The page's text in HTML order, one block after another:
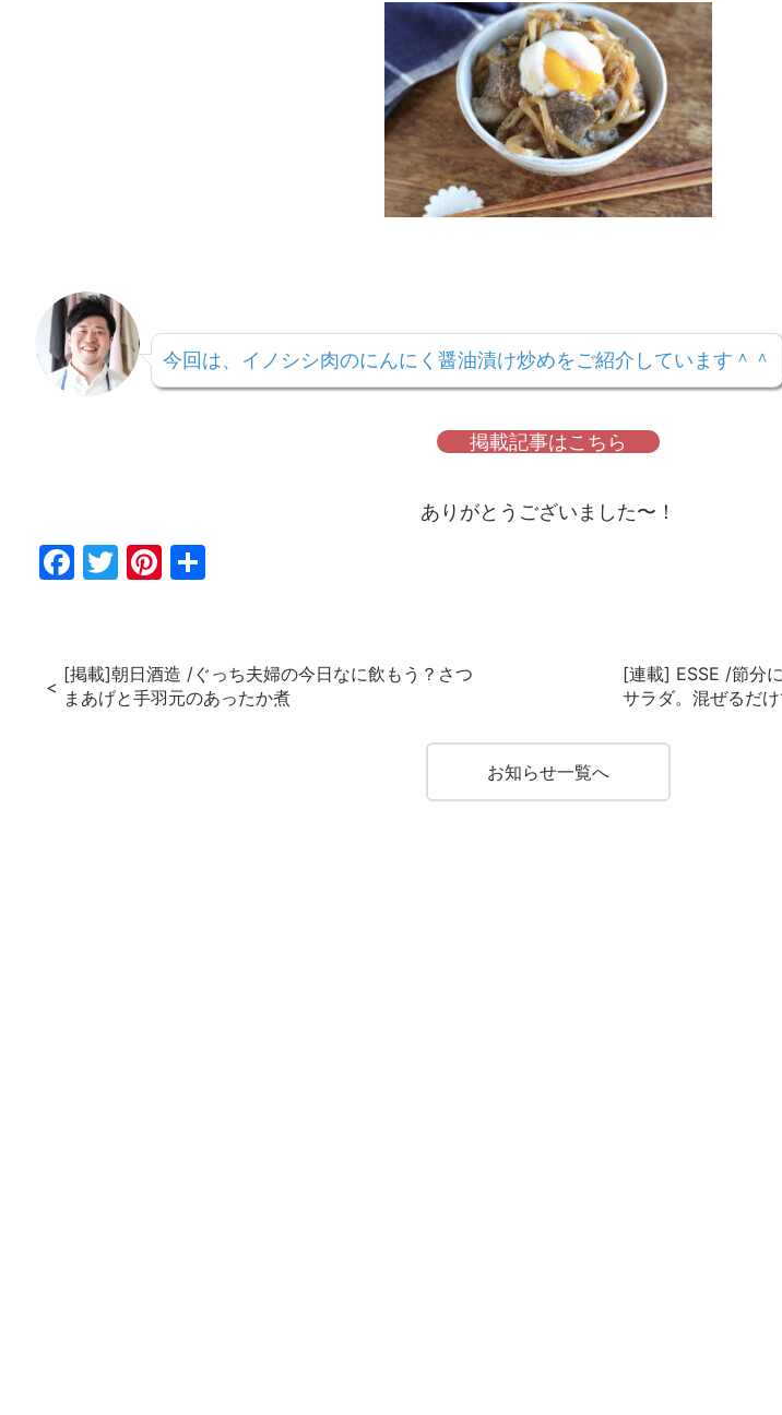
今回は、イノシシ肉のにんにく醤油漬け炒めをご紹介しています＾＾
掲載記事はこちら
ありがとうございました〜！
Fac
Twi
Pin
[掲載]朝日酒造 /ぐっち夫婦の今日なに飲もう？さつ
まあげと手羽元のあったか煮
[連載] ESSE /節分
サラダ。混ぜるだ
お知らせ一覧へ